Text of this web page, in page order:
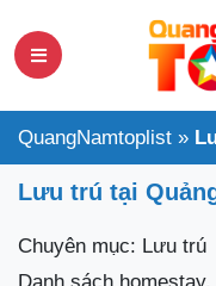
QuangNamtoplist »
Lưu trú tại
Chuyên mục: Lưu trú
Danh sách